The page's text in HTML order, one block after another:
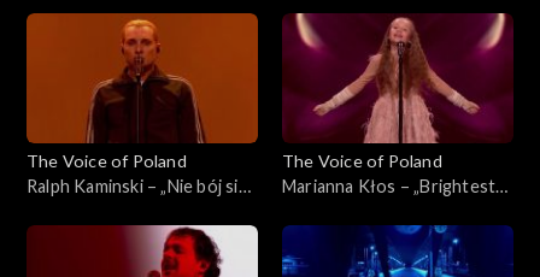
29 listopada 2025
Finał, 29 listopada 2025
The Voice of Poland
Ralph Kaminski – „Nie bój się
Poland”, Finał, 29 listopada
The Voice of Poland
Marianna Kłos – „Brightest
Finał, 29 listopada 2025